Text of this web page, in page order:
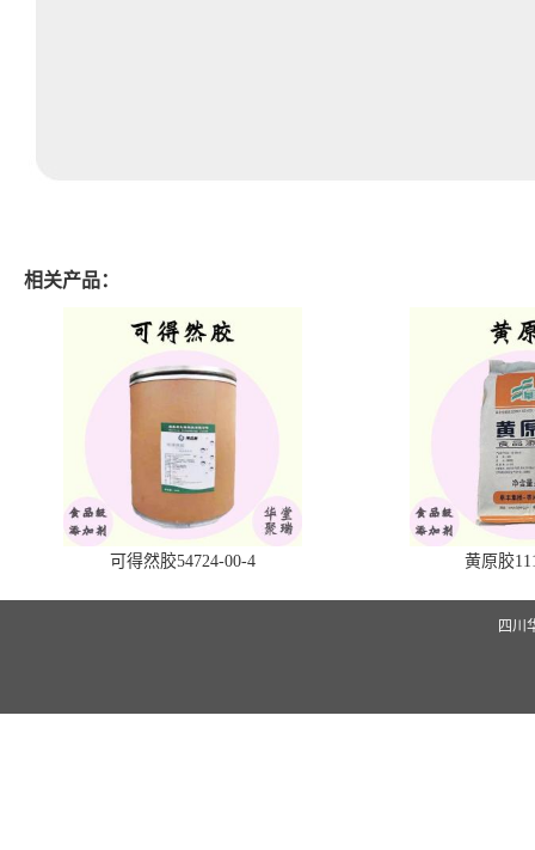
相关产品：
可得然胶54724-00-4 黄原胶
四川